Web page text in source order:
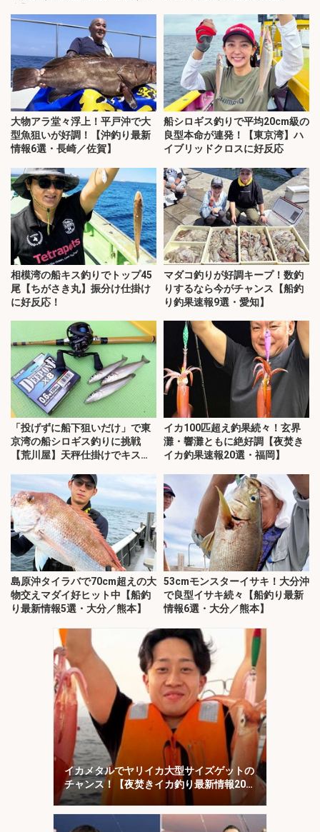
大物アラ堂々浮上！平戸沖で大
型魚狙いが好調！【沖釣り最新
情報6選・長崎／佐賀】
船シロギス釣りで平均20cm級の
良型本命が連発！【東京湾】ハ
イブリッドクロスに好反応
相模湾の船キス釣りでトップ45
尾【ちがさき丸】振分け仕掛け
に好反応！
マダコ釣りが好調キープ！数釣
りするなら今がチャンス【船釣
り釣果速報9選・愛知】
「投げずに船下狙いだけ」で東
京湾の船シロギス釣りに挑戦
【荒川屋】天秤仕掛けでキス約
イカ100匹超え釣果続々！玄界
灘・響灘ともに絶好調【夜焚き
イカ釣果速報20選・福岡】
島原沖タイラバで70cm超えの大
物交えマダイ好ヒット中【船釣
り最新情報5選・大分／熊本】
53cmモンスターイサキ！大分沖
で良型イサキ続々【船釣り最新
情報6選・大分／熊本】
イカメタルでヤリイカ大型サイズゲットの
チャンス！【夜焚きイカ釣り最新情報20
選・福岡】